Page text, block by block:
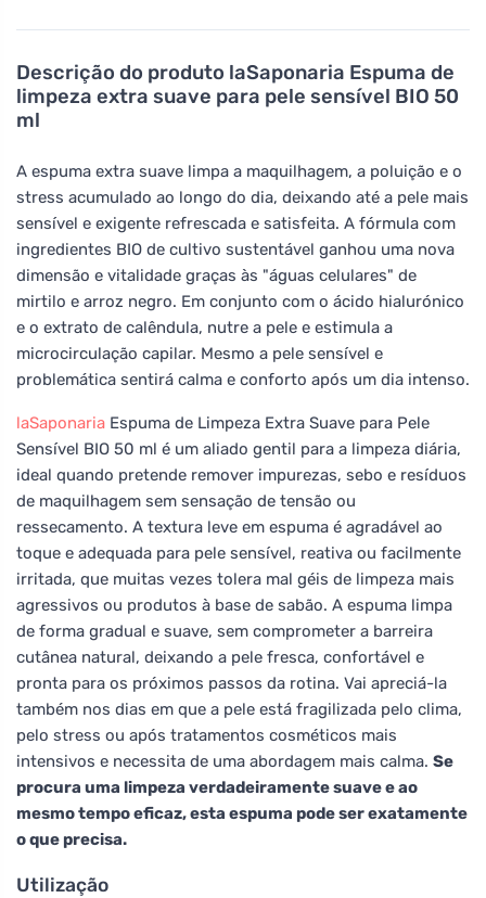
Descrição do produto laSaponaria Espuma de
limpeza extra suave para pele sensível BIO 50
ml
A espuma extra suave limpa a maquilhagem, a poluição e o
stress acumulado ao longo do dia, deixando até a pele mais
sensível e exigente refrescada e satisfeita. A fórmula com
ingredientes BIO de cultivo sustentável ganhou uma nova
dimensão e vitalidade graças às "águas celulares" de
mirtilo e arroz negro. Em conjunto com o ácido hialurónico
e o extrato de calêndula, nutre a pele e estimula a
microcirculação capilar. Mesmo a pele sensível e
problemática sentirá calma e conforto após um dia intenso.
laSaponaria Espuma de Limpeza Extra Suave para Pele
Sensível BIO 50 ml é um aliado gentil para a limpeza diária,
ideal quando pretende remover impurezas, sebo e resíduos
de maquilhagem sem sensação de tensão ou
ressecamento. A textura leve em espuma é agradável ao
toque e adequada para pele sensível, reativa ou facilmente
irritada, que muitas vezes tolera mal géis de limpeza mais
agressivos ou produtos à base de sabão. A espuma limpa
de forma gradual e suave, sem comprometer a barreira
cutânea natural, deixando a pele fresca, confortável e
pronta para os próximos passos da rotina. Vai apreciá-la
também nos dias em que a pele está fragilizada pelo clima,
pelo stress ou após tratamentos cosméticos mais
intensivos e necessita de uma abordagem mais calma. Se
procura uma limpeza verdadeiramente suave e ao
mesmo tempo eficaz, esta espuma pode ser exatamente
o que precisa.
Utilização